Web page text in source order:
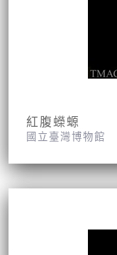
紅腹蠑螈
國立臺灣博物館